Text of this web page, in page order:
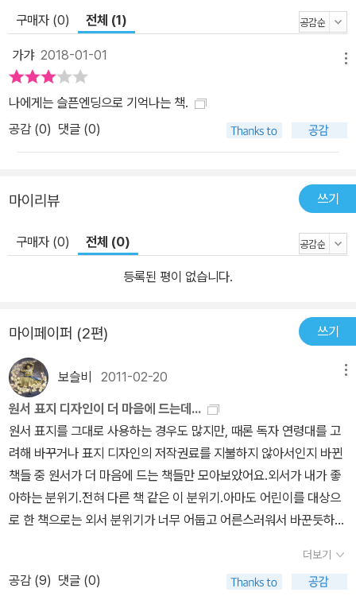
구매자 (0) 전체 (1)
가갸2018-01-01
나에게는 슬픈엔딩으로 기억나는 책.
공감 (0) 댓글 (0)
마이리뷰 쓰기
구매자 (0) 전체 (0)
등록된 평이 없습니다.
마이페이퍼 (2편) 쓰기
보슬비 2011-02-20
원서 표지 디자인이 더 마음에 드는데...
원서 표지를 그대로 사용하는 경우도 많지만, 때론 독자 연령대를 고
려해 바꾸거나 표지 디자인의 저작권료를 지불하지 않아서인지 바뀐
책들 중 원서가 더 마음에 드는 책들만 모아보았어요.외서가 내가 좋
아하는 분위기.전혀 다른 책 같은 이 분위기.아마도 어린이를 대상으
로 한 책으로는 외서 분위기가 너무 어둡고 어른스러워서 바꾼듯하네
상을 고려해야하기도 하겠지요.영화 표지 디자인보다 외서의 표지가
좀 더 마음에 드는것 같아요. 영화는 아직 보지 않았는데, 책으로 먼저
더보기
공감 (9) 댓글 (0)